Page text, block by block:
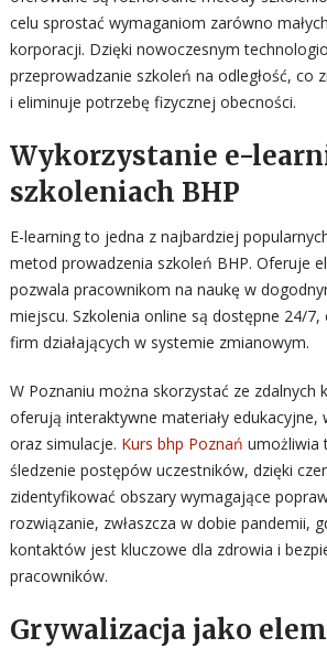
celu sprostać wymaganiom zarówno
korporacji. Dzięki nowoczesnym
przeprowadzanie szkoleń na odległość, co
i eliminuje potrzebę fizycznej obecności.
Wykorzystanie e-
szkoleniach BHP
E-learning to jedna z najbardziej
metod prowadzenia szkoleń BHP. Oferuje
pozwala pracownikom na naukę w
miejscu. Szkolenia online są dostępne 24/
firm działających w systemie zmianowym.
W Poznaniu można skorzystać ze zdalnych
oferują interaktywne materiały edukacyjne,
oraz simulacje. Kurs bhp Poznań umożliwia
śledzenie postępów uczestników, dzięki
zidentyfikować obszary wymagające
rozwiązanie, zwłaszcza w dobie pandemii,
kontaktów jest kluczowe dla zdrowia i
pracowników.
Grywalizacja jako